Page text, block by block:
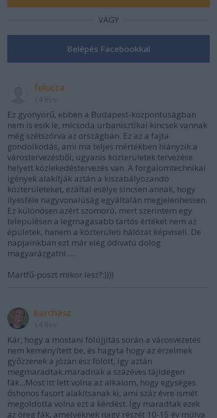
VAGY
felucca
Ez gyönyörű, ebben a Budapest-központúságban
nem is esik le, micsoda urbanisztikai kincsek vannak
még szétszórva az országban. Ez az a fajta
gondolkodás, ami ma teljes mértékben hiányzik a
várostervezésből, ugyanis közterületek tervezése
helyett közlekedéstervezés van. A forgalomtechnikai
igények alakítják aztán a kiszabályozandó
közterületeket, ezáltal esélye sincsen annak, hogy
ilyesféle nagyvonalúság egyáltalán megjelenhessen.
Ez különösen azért szomorú, mert szerintem egy
településen a legmagasabb tartós értéket nem az
épületek, hanem a közterületi hálózat képviseli. De
napjainkban ezt már elég ódivatú dolog
magyarázgatni.....
Martfű-poszt mikor lesz?:))))
karchasz
Kár, hogy a mostani fölújjítás során a városvezetés
nem keményített be, és hagyta hogy az érzelmek
győzzenek a józan ész fölött, így aztán
megmaradtak.maradnak a százéves tájidegen
fák...Most itt lett volna az alkalom, hogy egységes
őshonos fasort alakítsanak ki, ami száz évre ismét
megoldotta volna ezt a kérdést. Így maradtak ezek
az öreg fák, amelyeknek nagy részét 10-15 év múlva